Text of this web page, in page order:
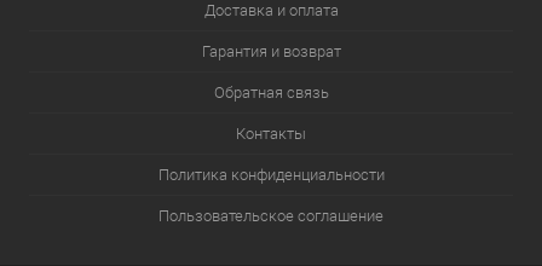
Доставка и оплата
Гарантия и возврат
Обратная связь
Контакты
Политика конфиденциальности
Пользовательское соглашение